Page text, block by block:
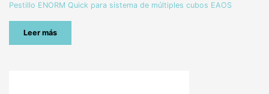
Pestillo ENORM Quick para sistema de múltiples cubos EAOS
Leer más